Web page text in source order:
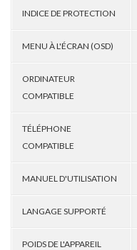
INDICE DE PROTECTION
MENU À L'ÉCRAN (OSD)
ORDINATEUR
COMPATIBLE
TÉLÉPHONE
COMPATIBLE
MANUEL D'UTILISATION
LANGAGE SUPPORTÉ
POIDS DE L'APPAREIL